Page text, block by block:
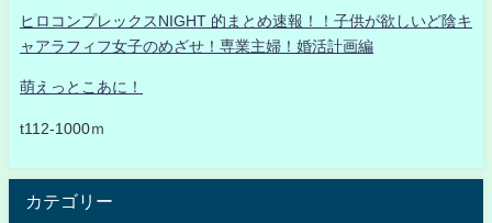
ヒロコンプレックスNIGHT 的まとめ速報！！子供が欲しいど陰キ
ャアラフィフ女子のめざせ！専業主婦！婚活計画編
萌えっとこあに！
t112-1000ｍ
カテゴリー